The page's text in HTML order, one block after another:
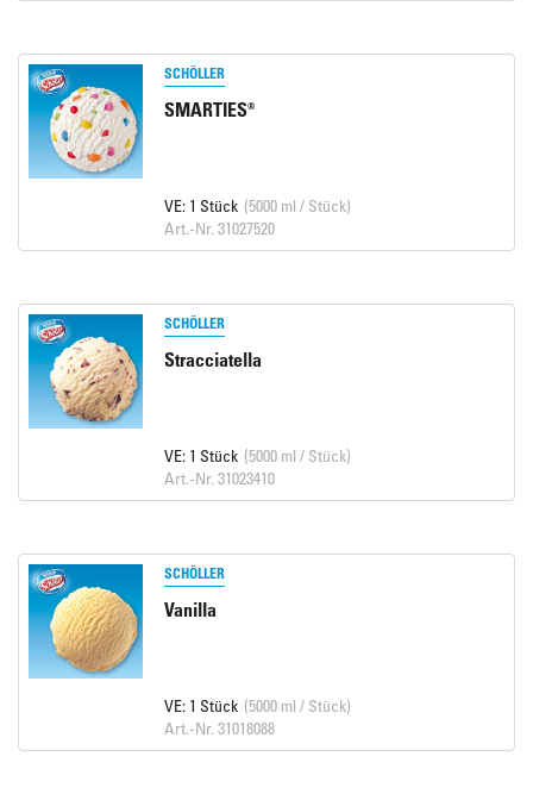
SCHÖLLER
SMARTIES®
VE: 1 Stück (5000 ml / Stück)
Art.-Nr. 31027520
SCHÖLLER
Stracciatella
VE: 1 Stück (5000 ml / Stück)
Art.-Nr. 31023410
SCHÖLLER
Vanilla
VE: 1 Stück (5000 ml / Stück)
Art.-Nr. 31018088